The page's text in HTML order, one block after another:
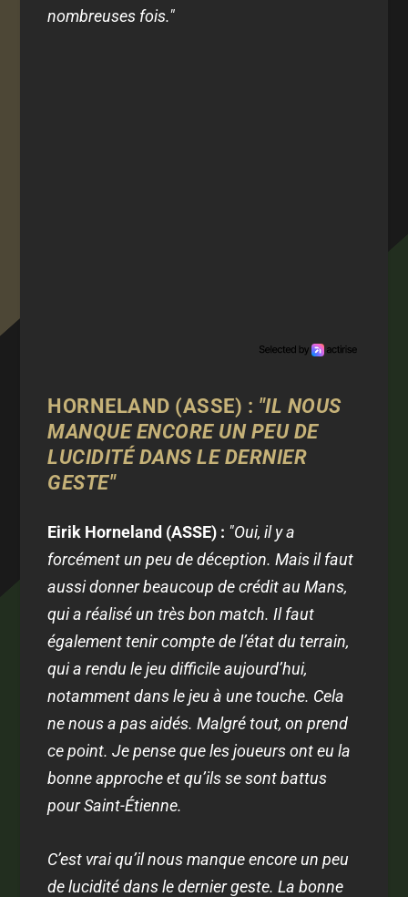
nombreuses fois."
HORNELAND (ASSE) : "IL NOUS
MANQUE ENCORE UN PEU DE
LUCIDITÉ DANS LE DERNIER
GESTE"
Eirik Horneland (ASSE) : "Oui, il y a
forcément un peu de déception. Mais il faut
aussi donner beaucoup de crédit au Mans,
qui a réalisé un très bon match. Il faut
également tenir compte de l’état du terrain,
qui a rendu le jeu difficile aujourd’hui,
notamment dans le jeu à une touche. Cela
ne nous a pas aidés. Malgré tout, on prend
ce point. Je pense que les joueurs ont eu la
bonne approche et qu’ils se sont battus
pour Saint-Étienne.
C’est vrai qu’il nous manque encore un peu
de lucidité dans le dernier geste. La bonne